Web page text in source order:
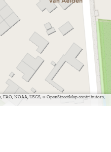
FAO, NOAA, USGS, © OpenStreetMap contributors,